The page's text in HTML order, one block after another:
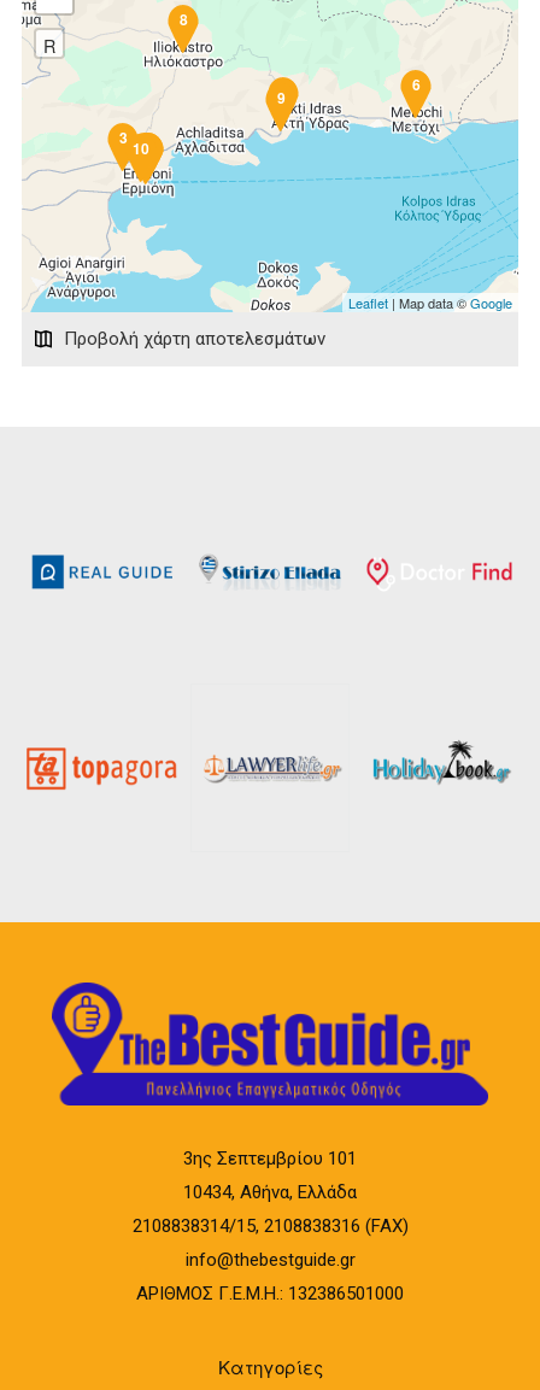
1
2
3
4
5
6
7
8
9
10
R
Leaflet | Map data ©Google
Προβολή χάρτη αποτελεσμάτων
3ης Σεπτεμβρίου 101
10434, Αθήνα, Ελλάδα
2108838314/15, 2108838316 (FAX)
info@thebestguide.gr
ΑΡΙΘΜΟΣ Γ.Ε.Μ.Η.: 132386501000
Κατηγορίες